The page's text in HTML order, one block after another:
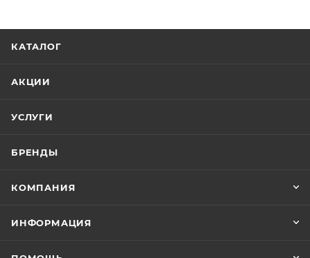
КАТАЛОГ
АКЦИИ
УСЛУГИ
БРЕНДЫ
КОМПАНИЯ
ИНФОРМАЦИЯ